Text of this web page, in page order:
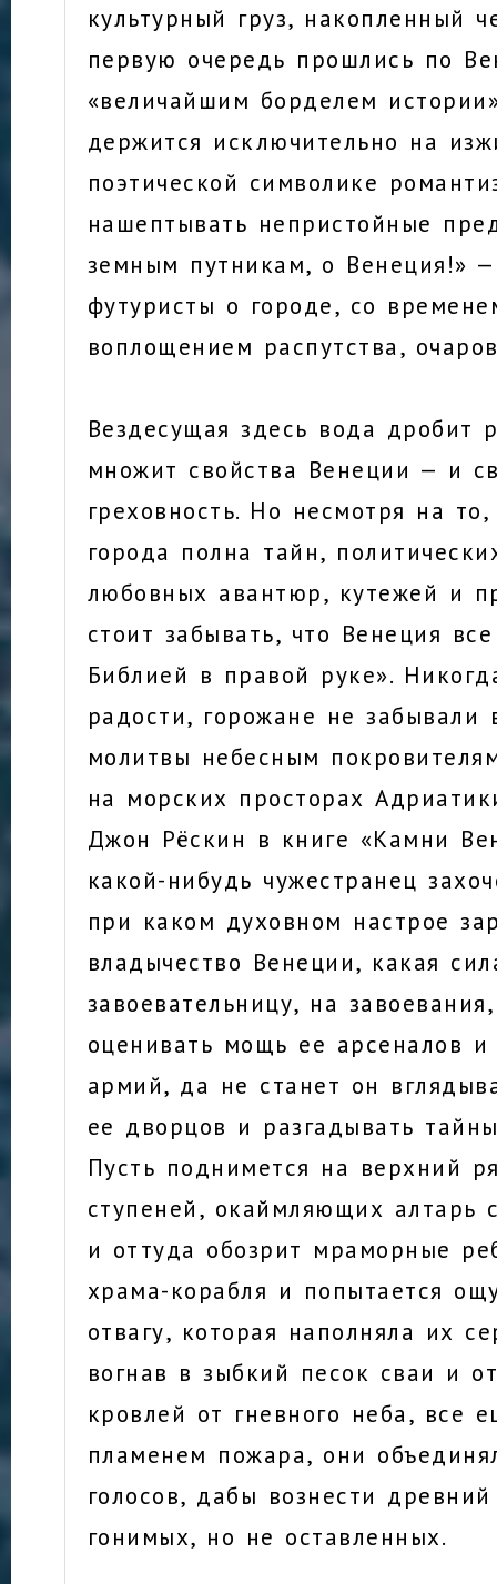
культурный груз, накопленный
первую очередь прошлись по
«величайшим борделем
держится исключительно на
поэтической символике
нашептывать непристойные
земным путникам, о Венеция!»
футуристы о городе, со
воплощением распутства,
Вездесущая здесь вода дробит
множит свойства Венеции — и
греховность. Но несмотря на
города полна тайн,
любовных авантюр, кутежей и
стоит забывать, что Венеция
Библией в правой руке».
радости, горожане не забывали
молитвы небесным
на морских просторах
Джон Рёскин в книге «Камни
какой-нибудь чужестранец
при каком духовном настрое
владычество Венеции, какая
завоевательницу, на
оценивать мощь ее арсеналов и
армий, да не станет он
ее дворцов и разгадывать
Пусть поднимется на верхний
ступеней, окаймляющих алтарь
и оттуда обозрит мраморные
храма-корабля и попытается
отвагу, которая наполняла их
вогнав в зыбкий песок сваи и
кровлей от гневного неба, все
пламенем пожара, они
голосов, дабы вознести
гонимых, но не оставленных.